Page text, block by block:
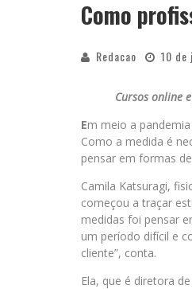
Como
Redacao 10 de
Cursos online
Em meio a
Como a medida é
pensar em formas
Camila Katsuragi,
começou a traçar
medidas foi pensar
um período difícil e
cliente”, conta.
Ela, que é diretora